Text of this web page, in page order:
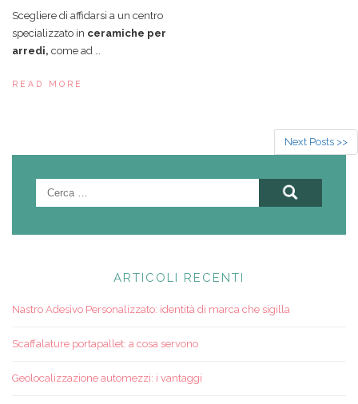
Scegliere di affidarsi a un centro
specializzato in ceramiche per
arredi, come ad …
READ MORE
Next Posts >>
Ricerca
ARTICOLI RECENTI
Nastro Adesivo Personalizzato: identità di marca che sigilla
Scaffalature portapallet: a cosa servono
Geolocalizzazione automezzi: i vantaggi